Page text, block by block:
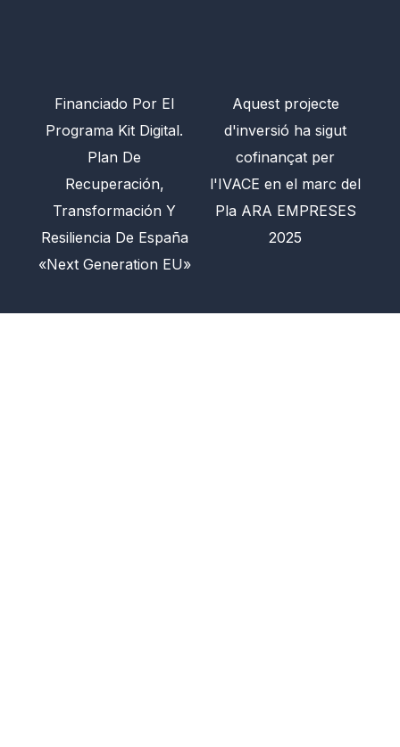
Financiado Por El
Programa Kit Digital.
Plan De
Recuperación,
Transformación Y
Resiliencia De España
«Next Generation EU»
Aquest projecte
d'inversió ha sigut
cofinançat per
l'IVACE en el marc del
Pla ARA EMPRESES
2025